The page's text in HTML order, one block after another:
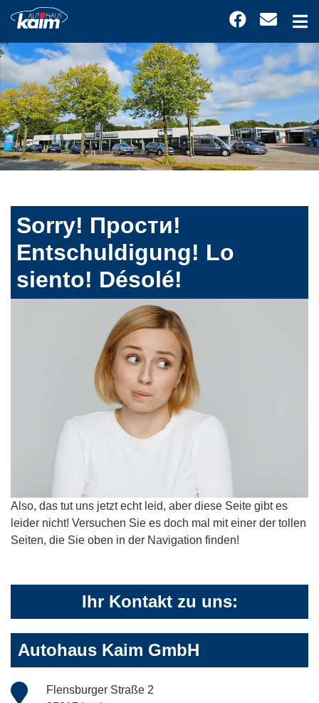
Sorry! Прости!
Entschuldigung! Lo
siento! Désolé!
Also, das tut uns jetzt echt leid, aber diese Seite gibt es
leider nicht! Versuchen Sie es doch mal mit einer der tollen
Seiten, die Sie oben in der Navigation finden!
Ihr Kontakt zu uns:
Autohaus Kaim GmbH
Flensburger Straße 2